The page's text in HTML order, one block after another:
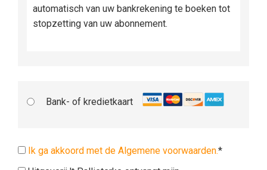
automatisch van uw bankrekening te boeken tot
stopzetting van uw abonnement.
Bank- of kredietkaart
Ik ga akkoord met de Algemene voorwaarden.*